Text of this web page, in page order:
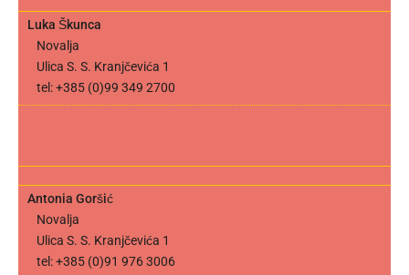
Luka Škunca
Novalja
Ulica S. S. Kranjčevića 1
tel: +385 (0)99 349 2700
Antonia Goršić
Novalja
Ulica S. S. Kranjčevića 1
tel: +385 (0)91 976 3006